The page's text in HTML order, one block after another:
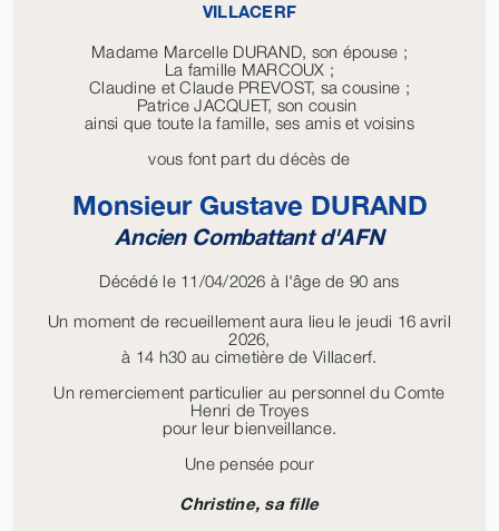
VILLACERF
Madame Marcelle DURAND, son épouse ;
La famille MARCOUX ;
Claudine et Claude PREVOST, sa cousine ;
Patrice JACQUET, son cousin
ainsi que toute la famille, ses amis et voisins
vous font part du décès de
Monsieur Gustave DURAND
Ancien Combattant d'AFN
Décédé le 11/04/2026 à l'âge de 90 ans
Un moment de recueillement aura lieu le jeudi 16 avril
2026,
à 14 h30 au cimetière de Villacerf.
Un remerciement particulier au personnel du Comte
Henri de Troyes
pour leur bienveillance.
Une pensée pour
Christine, sa fille